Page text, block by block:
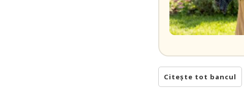
Citește tot bancul